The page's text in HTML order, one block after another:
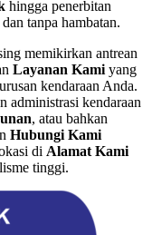
hingga penerbitan
tanpa hambatan.
memikirkan antrean
Layanan Kami yang
kendaraan Anda.
administrasi kendaraan
, atau bahkan
Hubungi Kami
di Alamat Kami
tinggi.